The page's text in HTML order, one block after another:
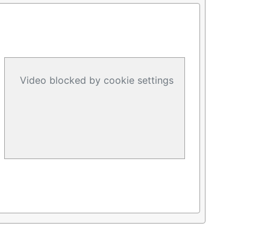
Video blocked by cookie settings